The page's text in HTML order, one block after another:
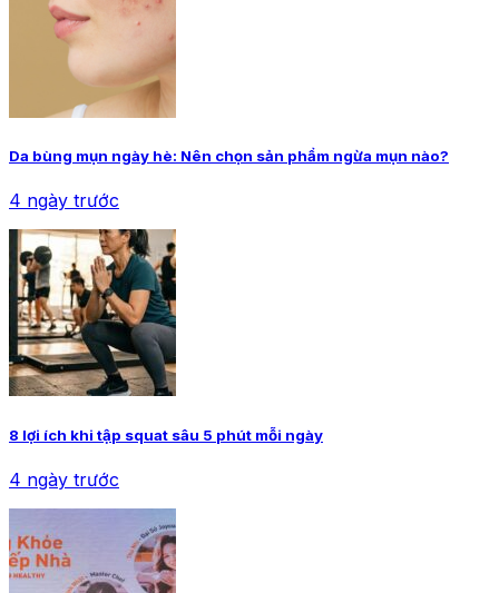
Da bùng mụn ngày hè: Nên chọn sản phẩm ngừa mụn nào?
4 ngày trước
8 lợi ích khi tập squat sâu 5 phút mỗi ngày
4 ngày trước